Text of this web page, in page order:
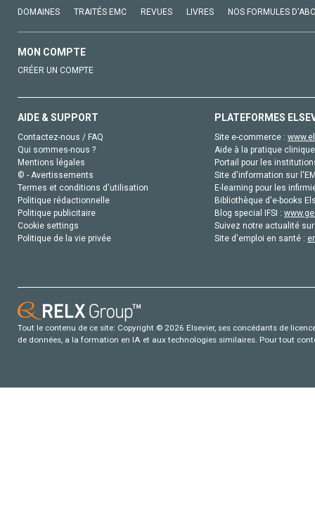
DOMAINES TRAITÉS EMC REVUES LIVRES NOS FORMULES
MON COMPTE
CRÉER UN COMPTE
AIDE & SUPPORT
Contactez-nous / FAQ
Qui sommes-nous ?
Mentions légales
© - Avertissements
Termes et conditions d'utilisation
Politique rédactionnelle
Politique publicitaire
Cookie settings
Politique de la vie privée
PLATEFORMES
Site e-commerce :
Aide à la pratique
Portail pour les
Site d'information sur
E-learning pour les
Bibliothèque d'e-books
Blog special IFSI :
Suivez notre actualité
Site d'emploi en santé :
Tout le contenu de ce site: Copyright © 2026 Elsevier, ses concédants de
de données, a la formation en IA et aux technologies similaires. Pour tout